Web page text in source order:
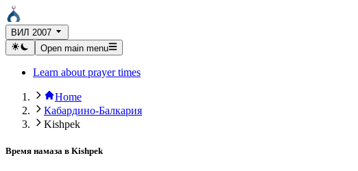
ВИЛ 2007
Open main menu
Learn about prayer times
Home
Кабардино-Балкария
Kishpek
Время намаза в Kishpek